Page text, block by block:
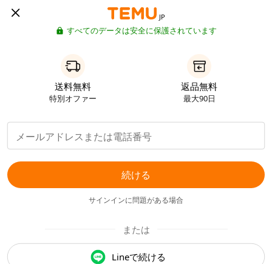
JP
すべてのデータは安全に保護されています
送料無料
特別オファー
返品無料
最大90日
続ける
サインインに問題がある場合
または
Lineで続ける